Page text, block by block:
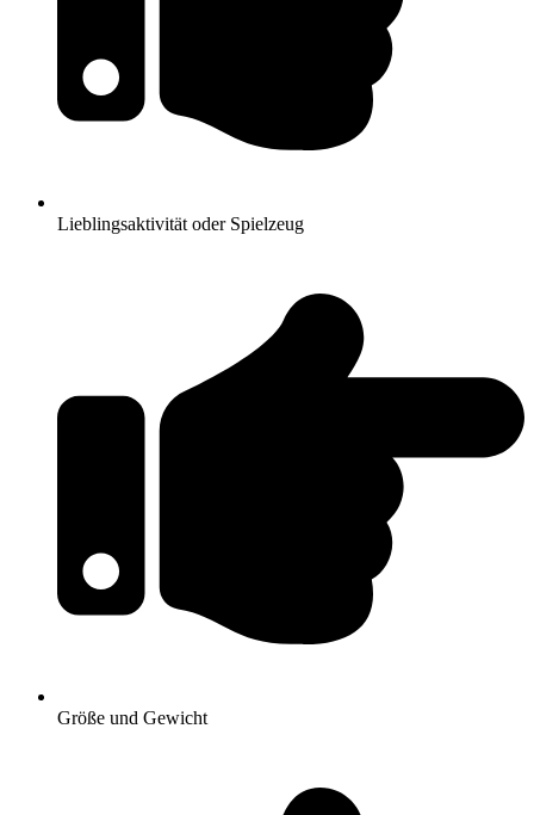
Lieblingsaktivität oder Spielzeug
Größe und Gewicht